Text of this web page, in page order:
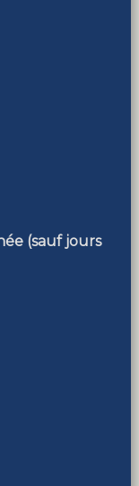
(sauf jours